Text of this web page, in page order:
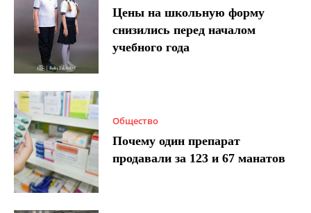
Цены на школьную форму
снизились перед началом
учебного года
Общество
Почему один препарат
продавали за 123 и 67 манатов